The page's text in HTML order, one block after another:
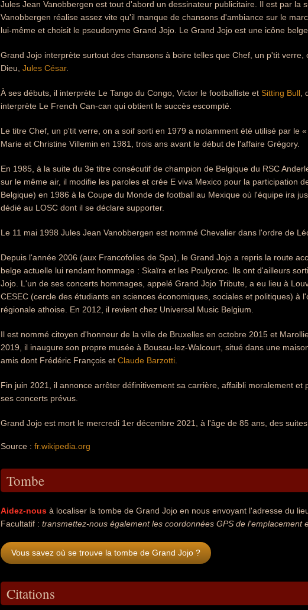
Jules Jean Vanobbergen est tout d'abord un dessinateur publicitaire. Il est par la
Vanobbergen réalise assez vite qu'il manque de chansons d'ambiance sur le
lui-même et choisit le pseudonyme Grand Jojo. Le Grand Jojo est une icône
Grand Jojo interprète surtout des chansons à boire telles que Chef, un p'tit
Dieu, Jules César.
À ses débuts, il interprète Le Tango du Congo, Victor le footballiste et Sitting Bull
interprète Le French Can-can qui obtient le succès escompté.
Le titre Chef, un p'tit verre, on a soif sorti en 1979 a notamment été utilisé par le
Marie et Christine Villemin en 1981, trois ans avant le début de l'affaire Grégory.
En 1985, à la suite du 3e titre consécutif de champion de Belgique du RSC
sur le même air, il modifie les paroles et crée E viva Mexico pour la participation
Belgique) en 1986 à la Coupe du Monde de football au Mexique où l'équipe ira
dédié au LOSC dont il se déclare supporter.
Le 11 mai 1998 Jules Jean Vanobbergen est nommé Chevalier dans l'ordre de
Depuis l'année 2006 (aux Francofolies de Spa), le Grand Jojo a repris la route
belge actuelle lui rendant hommage : Skaïra et les Poulycroc. Ils ont d'ailleurs
Jojo. L'un de ses concerts hommages, appelé Grand Jojo Tribute, a eu lieu à
CESEC (cercle des étudiants en sciences économiques, sociales et politiques) à
régionale athoise. En 2012, il revient chez Universal Music Belgium.
Il est nommé citoyen d'honneur de la ville de Bruxelles en octobre 2015 et
2019, il inaugure son propre musée à Boussu-lez-Walcourt, situé dans une
amis dont Frédéric François et Claude Barzotti
Fin juin 2021, il annonce arrêter définitivement sa carrière, affaibli moralement
ses concerts prévus.
Grand Jojo est mort le mercredi 1er décembre 2021, à l'âge de 85 ans, des
Source : fr.wikipedia.org
Tombe
Aidez-nous à localiser la tombe de Grand Jojo en nous envoyant l'adresse du
Facultatif : transmettez-nous également les coordonnées GPS de l'emplacement
Vous savez où se trouve la tombe de Grand Jojo ?
Citations